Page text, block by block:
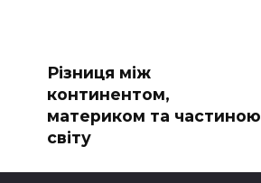
Різниця між
континентом,
материком та частиною
світу